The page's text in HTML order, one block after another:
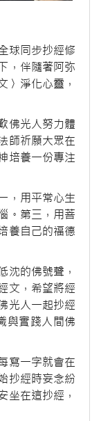
球同步抄經修
，伴隨著阿弥
〉淨化心靈，
佛光人努力體
師祈願大眾在
培養一份專注
，用平常心生
。第三，用菩
養自己的福德
沈的佛號聲，
文，希望將經
光人一起抄經
與實踐人間佛
寫一字就會在
抄經時妄念紛
坐在這抄經，